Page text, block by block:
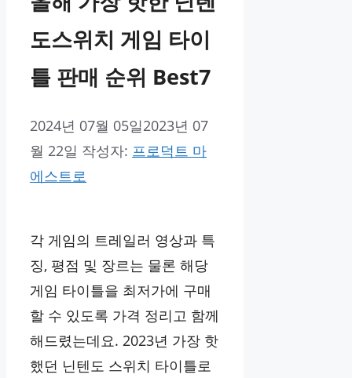
도스위치 게임 타이
틀 판매 순위 Best7
2024년 07월 05일2023년 07
월 22일 작성자: 프로덕트 마
에스트로
각 게임의 트레일러 영상과 특
징, 평점 및 장르는 물론 해당
게임 타이틀을 최저가에 구매
할 수 있도록 가격 정리고 함께
해드렸는데요. 2023년 가장 핫
했던 닌텐도 스위치 타이틀로